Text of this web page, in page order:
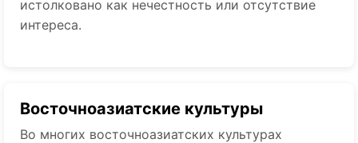
истолковано как нечестность или отсутствие
интереса.
Восточноазиатские культуры
Во многих восточноазиатских культурах